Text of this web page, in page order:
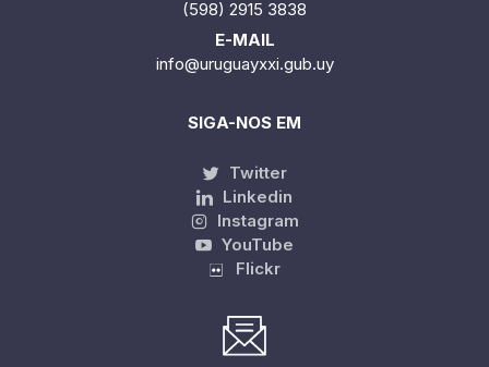
(598) 2915 3838
E-MAIL
info@uruguayxxi.gub.uy
SIGA-NOS EM
Twitter
Linkedin
Instagram
YouTube
Flickr